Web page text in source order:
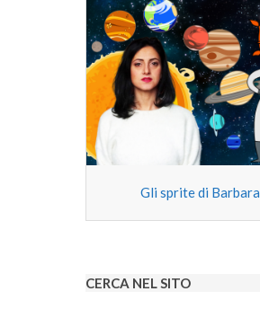
Gli sprite di Barbara
CERCA NEL SITO